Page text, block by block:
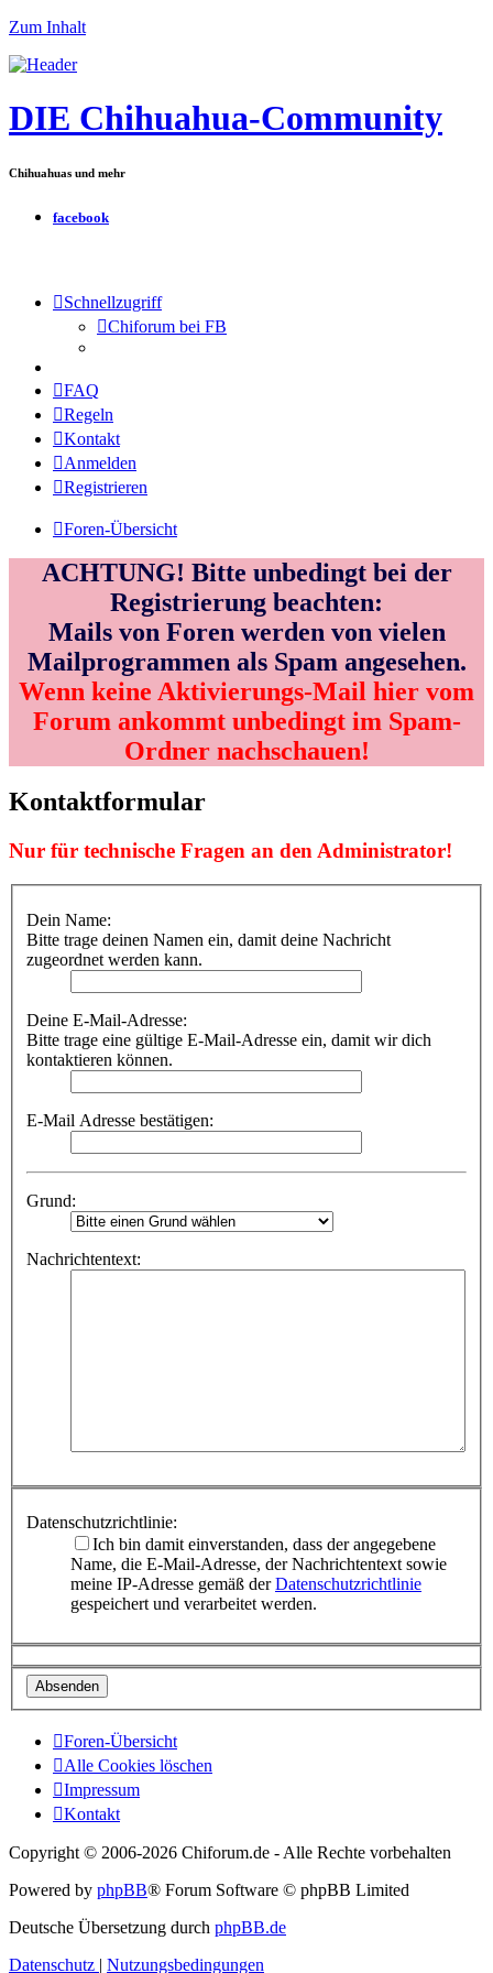
Zum Inhalt
DIE Chihuahua-Community
Chihuahuas und mehr
facebook
Schnellzugriff
Chiforum bei FB
FAQ
Regeln
Kontakt
Anmelden
Registrieren
Foren-Übersicht
ACHTUNG! Bitte unbedingt bei der
Registrierung beachten:
Mails von Foren werden von vielen
Mailprogrammen als Spam angesehen.
Wenn keine Aktivierungs-Mail hier vom
Forum ankommt unbedingt im Spam-
Ordner nachschauen!
Kontaktformular
Nur für technische Fragen an den Administrator!
Dein Name:
Bitte trage deinen Namen ein, damit deine Nachricht
zugeordnet werden kann.
Deine E-Mail-Adresse:
Bitte trage eine gültige E-Mail-Adresse ein, damit wir dich
kontaktieren können.
E-Mail Adresse bestätigen:
Grund:
Nachrichtentext:
Datenschutzrichtlinie:
Ich bin damit einverstanden, dass der angegebene
Name, die E-Mail-Adresse, der Nachrichtentext sowie
meine IP-Adresse gemäß derDatenschutzrichtlinie
gespeichert und verarbeitet werden.
Foren-Übersicht
Alle Cookies löschen
Impressum
Kontakt
Copyright © 2006-2026 Chiforum.de - Alle Rechte vorbehalten
Powered by phpBB® Forum Software © phpBB Limited
Deutsche Übersetzung durch phpBB.de
Datenschutz
Nutzungsbedingungen